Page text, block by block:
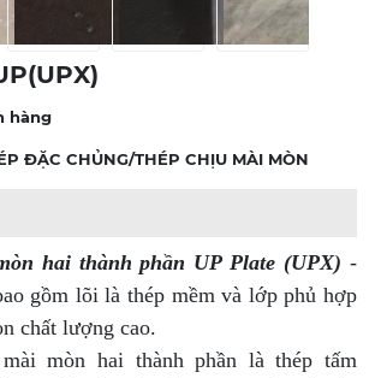
hàng
ĐẶC CHỦNG/THÉP CHỊU MÀI MÒN
hai thành phần UP Plate (UPX) -
gồm lõi là thép mềm và lớp phủ hợp
chất lượng cao.
mòn hai thành phần là thép tấm